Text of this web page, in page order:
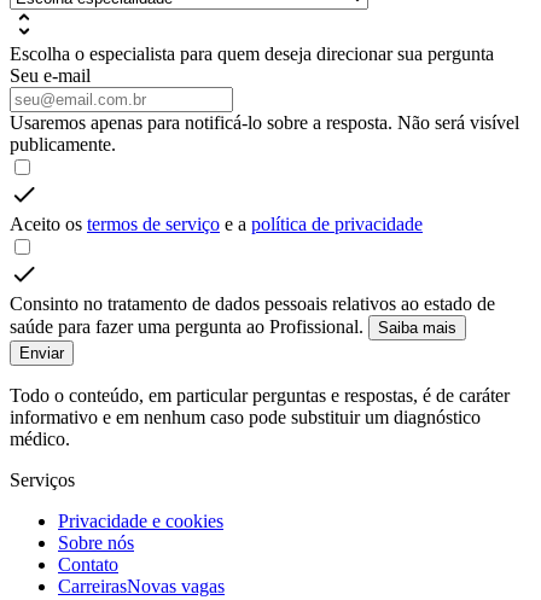
Escolha o especialista para quem deseja direcionar sua pergunta
Seu e-mail
Usaremos apenas para notificá-lo sobre a resposta. Não será visível
publicamente.
Aceito os termos de serviço e a política de privacidade
Consinto no tratamento de dados pessoais relativos ao estado de
saúde para fazer uma pergunta ao Profissional.
Saiba mais
Enviar
Todo o conteúdo, em particular perguntas e respostas, é de caráter
informativo e em nenhum caso pode substituir um diagnóstico
médico.
Serviços
Privacidade e cookies
Sobre nós
Contato
CarreirasNovas vagas